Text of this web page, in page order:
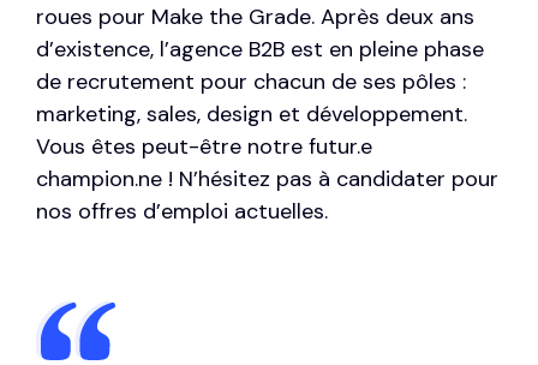
roues pour Make the Grade. Après deux ans
d’existence, l’agence B2B est en pleine phase
de recrutement pour chacun de ses pôles :
marketing, sales, design et développement.
Vous êtes peut-être notre futur.e
champion.ne ! N’hésitez pas à candidater pour
nos offres d’emploi actuelles.